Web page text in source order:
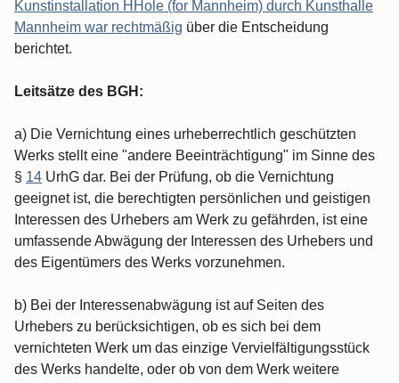
Kunstinstallation HHole (for Mannheim) durch Kunsthalle
Mannheim war rechtmäßig über die Entscheidung
berichtet.
Leitsätze des BGH:
a) Die Vernichtung eines urheberrechtlich geschützten
Werks stellt eine "andere Beeinträchtigung" im Sinne des
§ 14 UrhG dar. Bei der Prüfung, ob die Vernichtung
geeignet ist, die berechtigten persönlichen und geistigen
Interessen des Urhebers am Werk zu gefährden, ist eine
umfassende Abwägung der Interessen des Urhebers und
des Eigentümers des Werks vorzunehmen.
b) Bei der Interessenabwägung ist auf Seiten des
Urhebers zu berücksichtigen, ob es sich bei dem
vernichteten Werk um das einzige Vervielfältigungsstück
des Werks handelte, oder ob von dem Werk weitere